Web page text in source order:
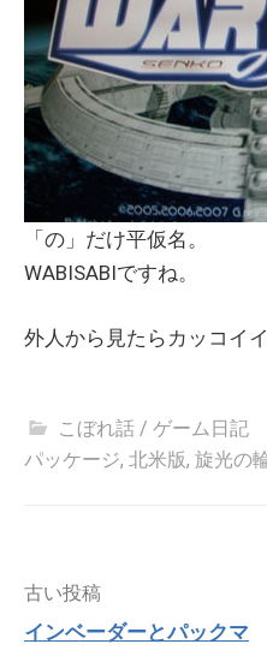
「の」だけ平仮名。
WABISABIですね。
外人から見たらカッコイ
こぼれ話 / ゲーム日記
パッケージ, 北米版, 旋光の
投
ナ
古い投稿
インベーダーとパックマ